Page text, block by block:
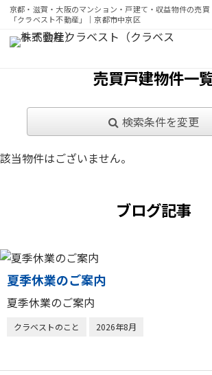
京都・滋賀・大阪のマンション・戸建て・収益物件の売
「クラベスト不動産」｜京都市中京区
京都・滋賀・大阪のマンション・戸建
売買戸建物件一
検索条件を変更
該当物件はございません。
ブログ記事
夏季休業のご案内
夏季休業のご案内
クラベストのこと 2026年8月